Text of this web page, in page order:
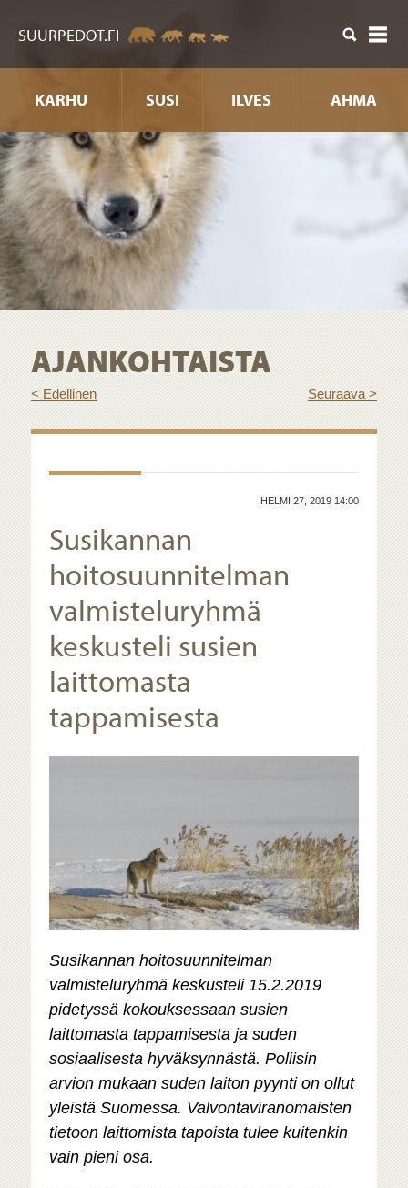
SUURPEDOT.FI
KARHU SUSI ILVES AHMA
AJANKOHTAISTA
< Edellinen Seuraava >
HELMI 27, 2019 14:00
Susikannan
hoitosuunnitelman
valmisteluryhmä
keskusteli susien
laittomasta
tappamisesta
Susikannan hoitosuunnitelman
valmisteluryhmä keskusteli 15.2.2019
pidetyssä kokouksessaan susien
laittomasta tappamisesta ja suden
sosiaalisesta hyväksynnästä. Poliisin
arvion mukaan suden laiton pyynti on ollut
yleistä Suomessa. Valvontaviranomaisten
tietoon laittomista tapoista tulee kuitenkin
vain pieni osa.